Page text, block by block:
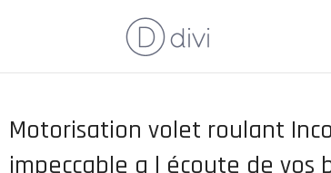
Motorisation volet roulant
impeccable a l écoute de vos